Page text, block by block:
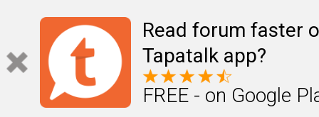
Read forum faster
Tapatalk app?
FREE - on Google